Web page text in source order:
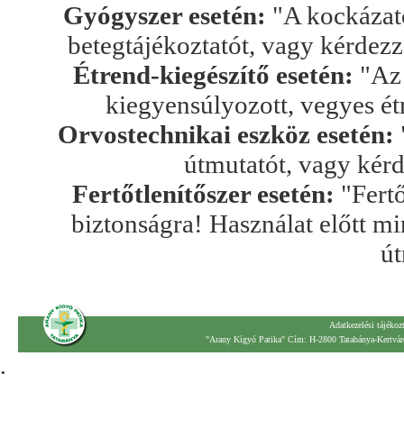
Gyógyszer esetén: "A
betegtájékoztatót, vagy
Étrend-kiegészítő esetén: "Az
kiegyensúlyozott, vegyes
Orvostechnikai eszköz esetén:
útmutatót, vagy
Fertőtlenítőszer esetén:
biztonságra! Használat előtt
Adatkezelési
"Arany Kígyó Patika" Cím: H-2800 Tatabánya-
.